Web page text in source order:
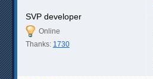
SVP developer
Online
Thanks: 1730